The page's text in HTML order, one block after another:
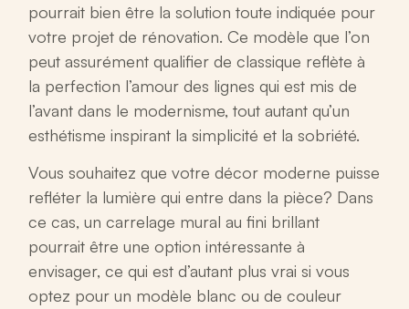
pourrait bien être la solution toute indiquée pour
votre projet de rénovation. Ce modèle que l’on
peut assurément qualifier de classique reflète à
la perfection l’amour des lignes qui est mis de
l’avant dans le modernisme, tout autant qu’un
esthétisme inspirant la simplicité et la sobriété.
Vous souhaitez que votre décor moderne puisse
refléter la lumière qui entre dans la pièce? Dans
ce cas, un carrelage mural au fini brillant
pourrait être une option intéressante à
envisager, ce qui est d’autant plus vrai si vous
optez pour un modèle blanc ou de couleur